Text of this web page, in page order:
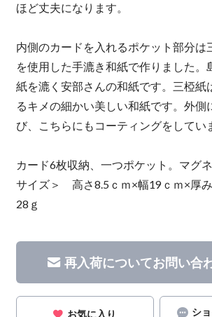
ほど丈夫になります。
内側のカードを入れるポケット部分は
を使用した手漉き和紙で作りました。
紙を漉く安部さんの和紙です。三椏紙
るキメの細かい美しい和紙です。外側
び、こちらにもコーティングをしてい
カード6枚収納、一つポケット。マグ
サイズ＞ 高さ8.5ｃｍ×幅19ｃｍ×厚
28ｇ
再入荷についてお問い合
お気に入り シ